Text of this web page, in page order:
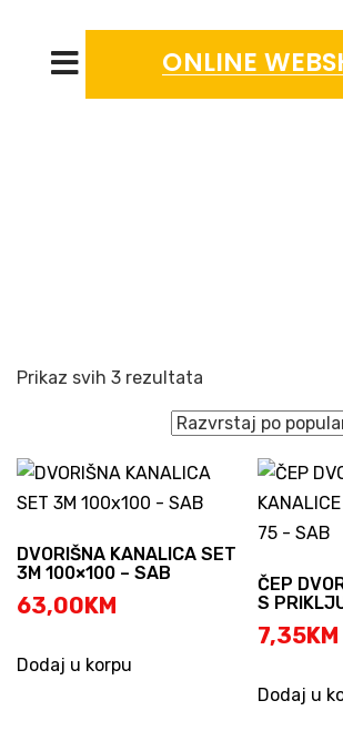
ONLINE
Prikaz svih 3 rezultata
by
popularity
DVORIŠNA KANALICA SET
3M 100×100 – SAB
63,00KM
Dodaj u korpu
ČEP
S
7,35KM
Dodaj u